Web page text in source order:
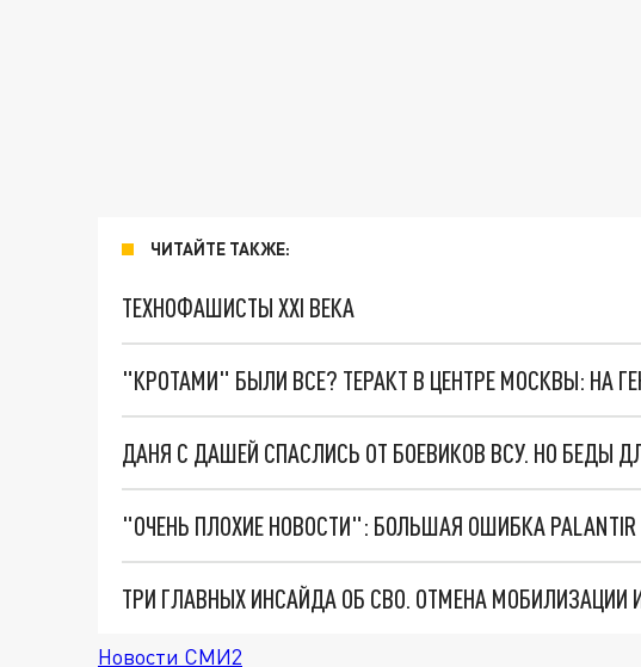
ЧИТАЙТЕ ТАКЖЕ:
ТЕХНОФАШИСТЫ XXI ВЕКА
"КРОТАМИ" БЫЛИ ВСЕ? ТЕРАКТ В ЦЕНТРЕ МОСКВЫ: НА
ДАНЯ С ДАШЕЙ СПАСЛИСЬ ОТ БОЕВИКОВ ВСУ. НО БЕДЫ
Новости СМИ2